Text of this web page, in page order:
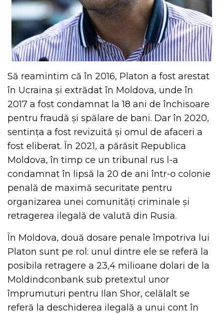
Să reamintim că în 2016, Platon a fost arestat
în Ucraina și extrădat în Moldova, unde în
2017 a fost condamnat la 18 ani de închisoare
pentru fraudă și spălare de bani. Dar în 2020,
sentința a fost revizuită și omul de afaceri a
fost eliberat. În 2021, a părăsit Republica
Moldova, în timp ce un tribunal rus l-a
condamnat în lipsă la 20 de ani într-o colonie
penală de maximă securitate pentru
organizarea unei comunități criminale și
retragerea ilegală de valută din Rusia.
În Moldova, două dosare penale împotriva lui
Platon sunt pe rol: unul dintre ele se referă la
posibila retragere a 23,4 milioane dolari de la
Moldindconbank sub pretextul unor
împrumuturi pentru Ilan Shor, celălalt se
referă la deschiderea ilegală a unui cont în